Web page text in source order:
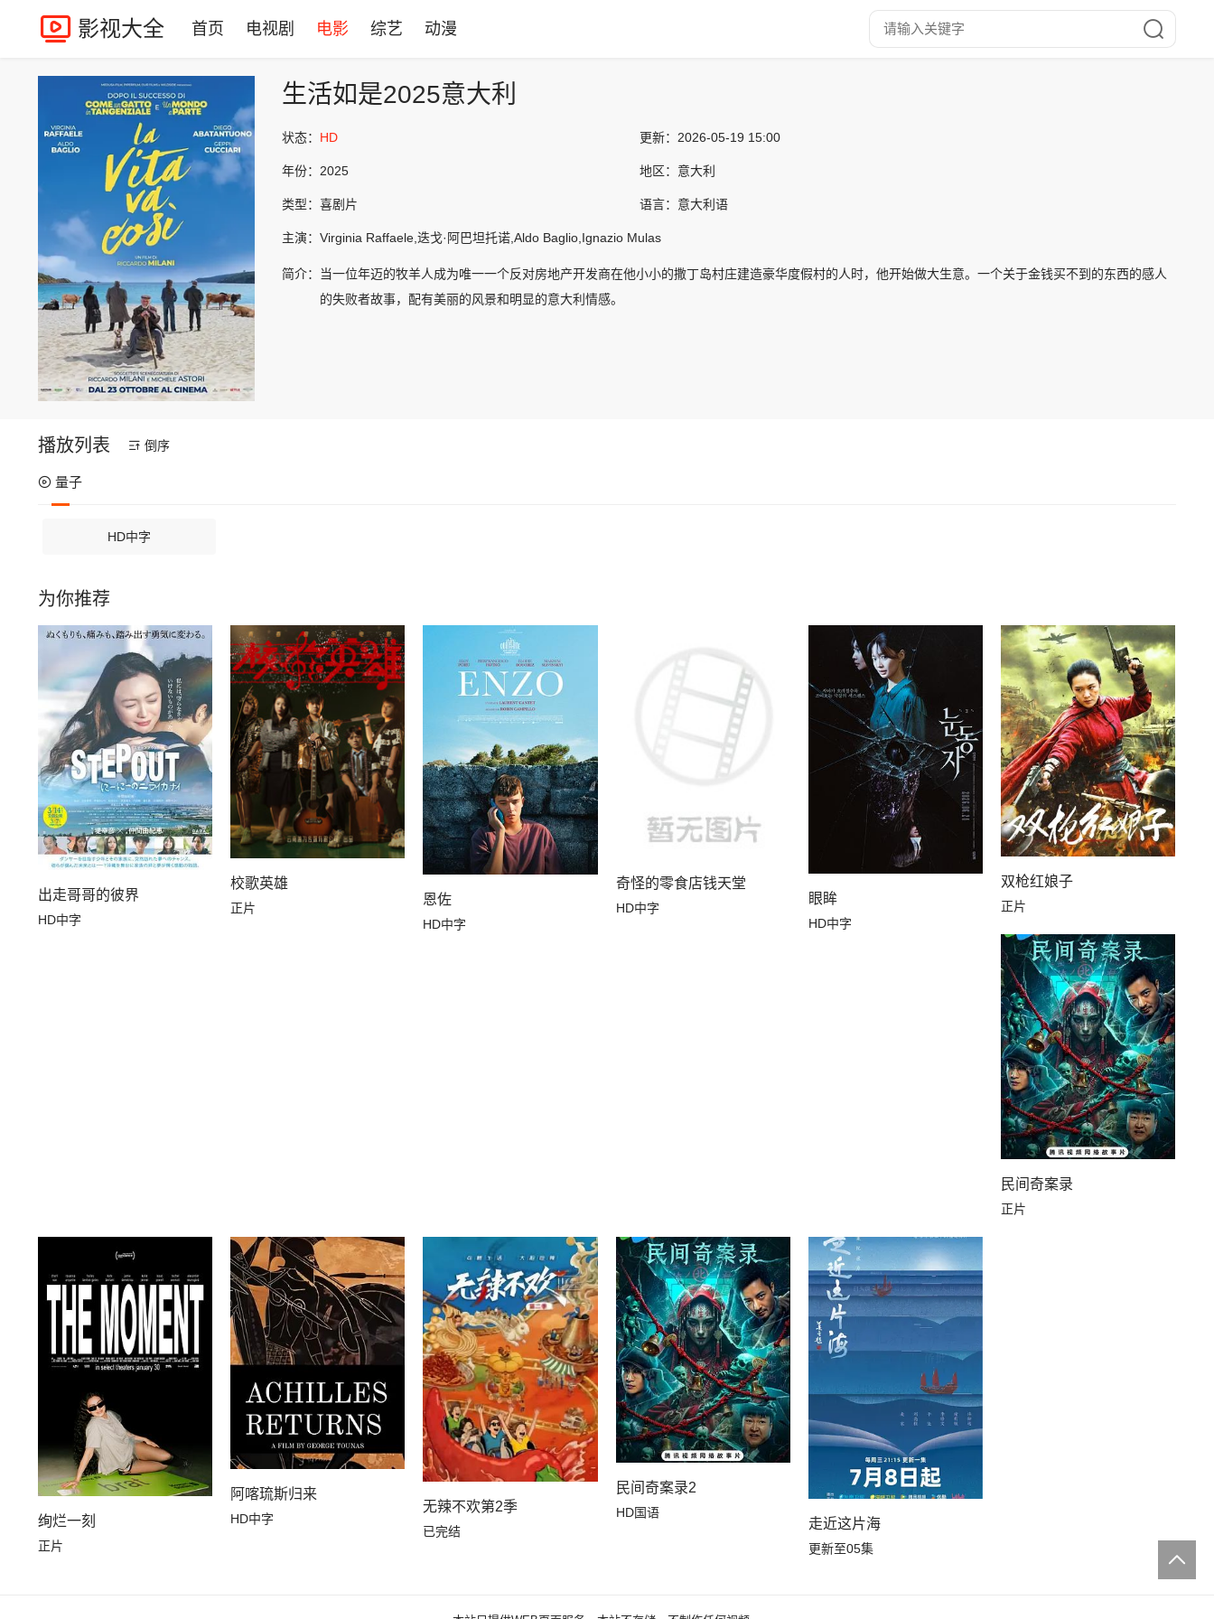
影视大全 首页 电视剧 电影 综艺 动漫
生活如是2025意大利
状态： HD 更新： 2026-05-19 15:00
年份： 2025 地区： 意大利
类型： 喜剧片 语言： 意大利语
主演： Virginia Raffaele,迭戈·阿巴坦托诺,Aldo Baglio,Ignazio Mulas
简介：
当一位年迈的牧羊人成为唯一一个反对房地产开发商在他小小的撒丁岛村庄建造豪华度假村的人时，他开始做大生意。一个关于金钱买不到的东西的感人
的失败者故事，配有美丽的风景和明显的意大利情感。
播放列表 倒序
量子
HD中字
为你推荐
出走哥哥的彼界
HD中字
校歌英雄
正片
恩佐
HD中字
奇怪的零食店钱天堂
HD中字
眼眸
HD中字
双枪红娘子
正片
民间奇案录
正片
绚烂一刻
正片
阿喀琉斯归来
HD中字
无辣不欢第2季
已完结
民间奇案录2
HD国语
走近这片海
更新至05集